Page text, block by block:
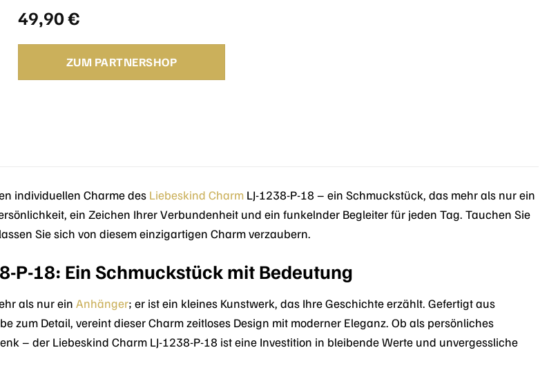
49,90€
ZUM PARTNERSHOP
individuellen Charme des Liebeskind Charm LJ-1238-P-18 – ein Schmuckstück, das mehr als nur ein
ein Zeichen Ihrer Verbundenheit und ein funkelnder Begleiter für jeden Tag. Tauchen Sie
Sie sich von diesem einzigartigen Charm verzaubern.
P-18: Ein Schmuckstück mit Bedeutung
als nur ein Anhänger; er ist ein kleines Kunstwerk, das Ihre Geschichte erzählt. Gefertigt aus
zum Detail, vereint dieser Charm zeitloses Design mit moderner Eleganz. Ob als persönliches
– der Liebeskind Charm LJ-1238-P-18 ist eine Investition in bleibende Werte und unvergessliche